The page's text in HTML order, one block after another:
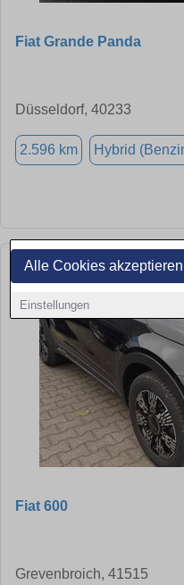
Alle Cookies akzeptieren
Einstellungen
Fiat Grande Panda
Düsseldorf, 40233
2.596 km Hybrid
Fiat 600
Grevenbroich, 41515